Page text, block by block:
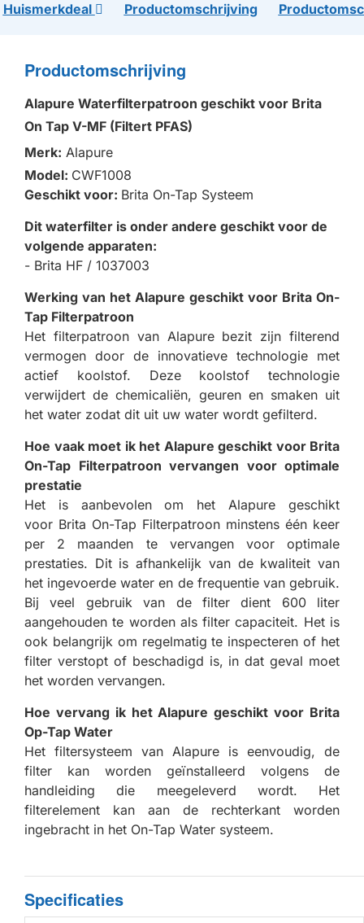
Huismerkdeal Productomschrijving
Productomschrijving
Alapure Waterfilterpatroon geschikt voor Brita
On Tap V-MF (Filtert PFAS)
Merk: Alapure
Model: CWF1008
Geschikt voor: Brita On-Tap Systeem
Dit waterfilter is onder andere geschikt voor de
volgende apparaten:
- Brita HF / 1037003
Werking van het Alapure geschikt voor Brita On-
Tap Filterpatroon
Het filterpatroon van Alapure bezit zijn filterend
vermogen door de innovatieve technologie met
actief koolstof. Deze koolstof technologie
verwijdert de chemicaliën, geuren en smaken uit
het water zodat dit uit uw water wordt gefilterd.
Hoe vaak moet ik het Alapure geschikt voor Brita
On-Tap Filterpatroon vervangen voor optimale
prestatie
Het is aanbevolen om het Alapure geschikt
voor Brita On-Tap Filterpatroon minstens één keer
per 2 maanden te vervangen voor optimale
prestaties. Dit is afhankelijk van de kwaliteit van
het ingevoerde water en de frequentie van gebruik.
Bij veel gebruik van de filter dient 600 liter
aangehouden te worden als filter capaciteit. Het is
ook belangrijk om regelmatig te inspecteren of het
filter verstopt of beschadigd is, in dat geval moet
het worden vervangen.
Hoe vervang ik het Alapure geschikt voor Brita
Op-Tap Water
Het filtersysteem van Alapure is eenvoudig, de
filter kan worden geïnstalleerd volgens de
handleiding die meegeleverd wordt. Het
filterelement kan aan de rechterkant worden
ingebracht in het On-Tap Water systeem.
Specificaties